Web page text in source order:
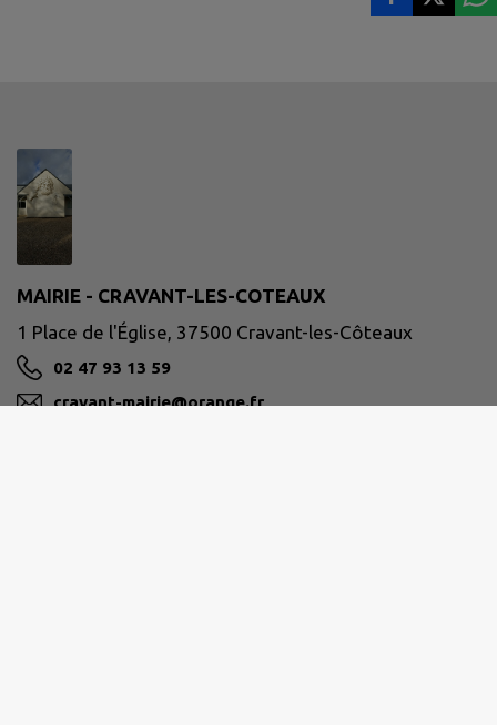
MAIRIE - CRAVANT-LES-COTEAUX
1 Place de l'Église, 37500 Cravant-les-Côteaux
02 47 93 13 59
cravant-mairie@orange.fr